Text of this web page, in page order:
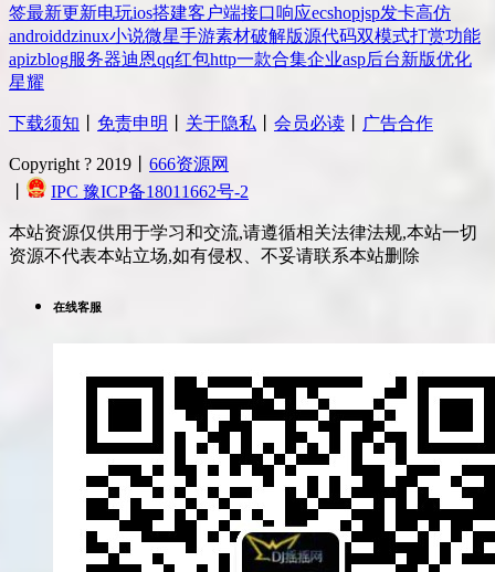
签最新更新电玩ios搭建客户端接口响应ecshopjsp发卡高仿
androiddzinux小说微星手游素材破解版源代码双模式打赏功能
apizblog服务器迪恩qq红包http一款合集企业asp后台新版优化
星耀
下载须知 免责申明 关于隐私 会员必读 广告合作
Copyright ? 2019丨 666资源网
IPC 豫ICP备18011662号-2
本站资源仅供用于学习和交流,请遵循相关法律法规,本站一切
资源不代表本站立场,如有侵权、不妥请联系本站删除
在线客服